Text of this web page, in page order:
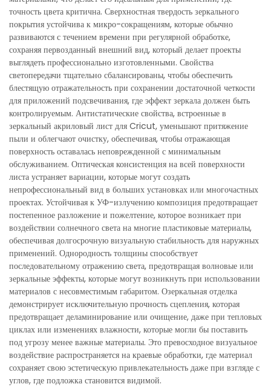
точность цвета критична. Сверхностная твердость зеркального
покрытия устойчива к микро-сокращениям, которые обычно
развиваются с течением времени при регулярной обработке,
сохраняя первозданный внешний вид, который делает проекты
выглядеть профессионально изготовленными. Свойства
светопередачи тщательно сбалансированы, чтобы обеспечить
блестящую отражательность при сохранении достаточной четкости
для приложений подсвечивания, где эффект зеркала должен быть
контролируемым. Антистатические свойства, встроенные в
зеркальный акриловый лист для Cricut, уменьшают притяжение
пыли и облегчают очистку, обеспечивая, чтобы отражающая
поверхность оставалась неповрежденной с минимальным
обслуживанием. Оптическая консистенция на всей поверхности
листа устраняет вариации, которые могут создать
непрофессиональный вид в больших установках или многочастных
проектах. Устойчивая к УФ-излучению композиция предотвращает
постепенное разложение и пожелтение, которое возникает при
воздействии солнечного света на многие пластиковые материалы,
обеспечивая долгосрочную визуальную стабильность для наружных
применений. Однородность толщины способствует
последовательному отражению света, предотвращая волновые или
зеркальные эффекты, которые могут возникнуть при использовании
материалов с несовместимым габаритом. Озеркальная отделка
демонстрирует исключительную прочность сцепления, которая
предотвращает деламинирование или очищение, даже при тепловых
циклах или изменениях влажности, которые могли бы поставить
под угрозу менее важные материалы. Это превосходное визуальное
воздействие распространяется на краевые обработки, где материал
сохраняет свою эстетическую привлекательность даже при взгляде с
углов, где подложка становится видимой.